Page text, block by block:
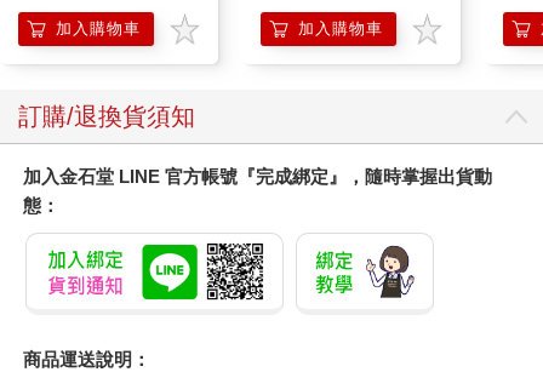
企鵝 加入購物車 加入購物車
訂購/退換貨須知
加入金石堂 LINE 官方帳號『完成綁定』，隨時掌握出貨動
態：
商品運送說明：